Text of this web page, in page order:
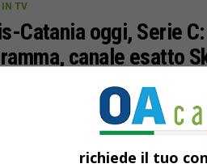
TV
Catania oggi, Serie
canale esatto
assistito a grandi partite tra
della dodicesima giornata
quest’oggi con le...
richiede il tuo